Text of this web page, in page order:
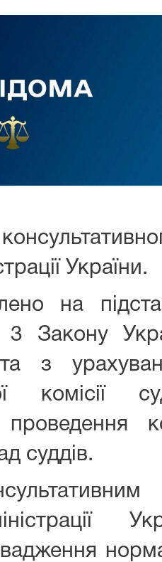
України.
на
3 Закону
та з
комісії
проведення
суддів.